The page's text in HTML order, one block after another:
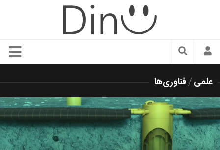
سبک زندگی
زیبایی و آرایش
شیک پوشی
دکوراسیون و چیدمان
علمی /فناوری‌ها